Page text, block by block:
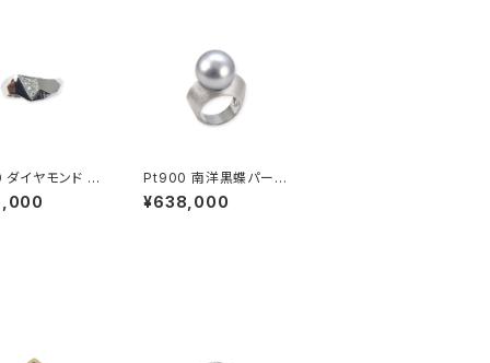
ング
Pt900 南洋黒蝶パール
リング
¥638,000